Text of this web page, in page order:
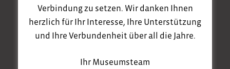
Schloss Krobnitz
02894 Reichenbach/O.L.
Verbindung zu setzen. Wir danken Ihnen
herzlich für Ihr Interesse, Ihre Unterstützung
und Ihre Verbundenheit über all die Jahre.
Ihr Museumsteam